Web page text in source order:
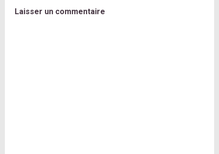
Laisser un commentaire